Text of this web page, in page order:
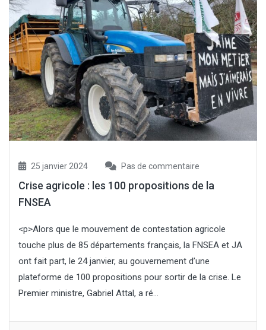
25 janvier 2024 Pas de commentaire
Crise agricole : les 100 propositions de la
FNSEA
<p>Alors que le mouvement de contestation agricole
touche plus de 85 départements français, la FNSEA et JA
ont fait part, le 24 janvier, au gouvernement d’une
plateforme de 100 propositions pour sortir de la crise. Le
Premier ministre, Gabriel Attal, a ré...